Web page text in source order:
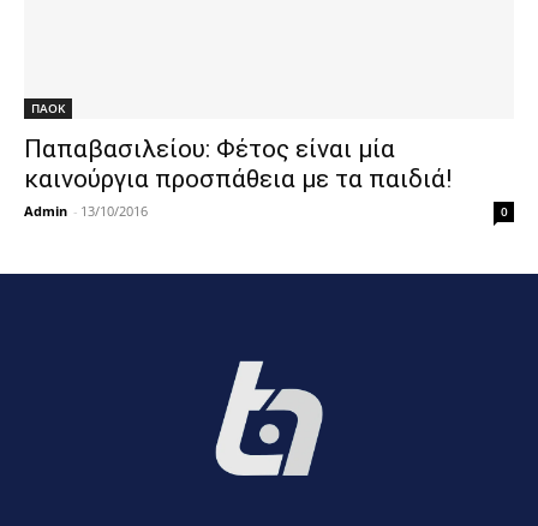
ΠΑΟΚ
Παπαβασιλείου: Φέτος είναι μία
καινούργια προσπάθεια με τα παιδιά!
Admin - 13/10/2016 0